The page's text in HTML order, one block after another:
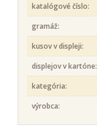
katalógové číslo:
gramáž:
kusov v displeji:
displejov v kartóne:
kategória:
výrobca: